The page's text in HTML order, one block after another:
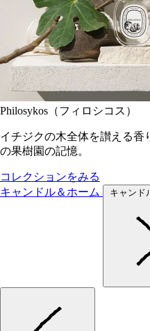
Philosykos（フィロシコス）
イチジクの木全体を讃える香
の果樹園の記憶。
コレクションをみる
キャンドル＆ホーム
キャンド